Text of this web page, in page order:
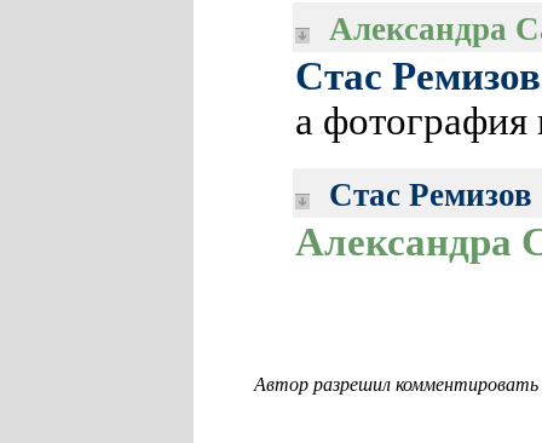
Александра
Стас Ремизов
а фотография
Стас Ремизов
Александра
Автор разрешил